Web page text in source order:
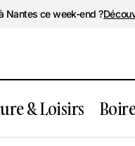
Nantes ce week-end ?
& Loisirs